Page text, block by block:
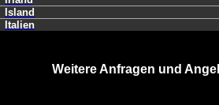
Island
Italien
Weitere Anfragen und